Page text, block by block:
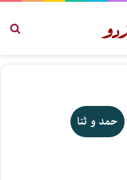
حمد و ثنا